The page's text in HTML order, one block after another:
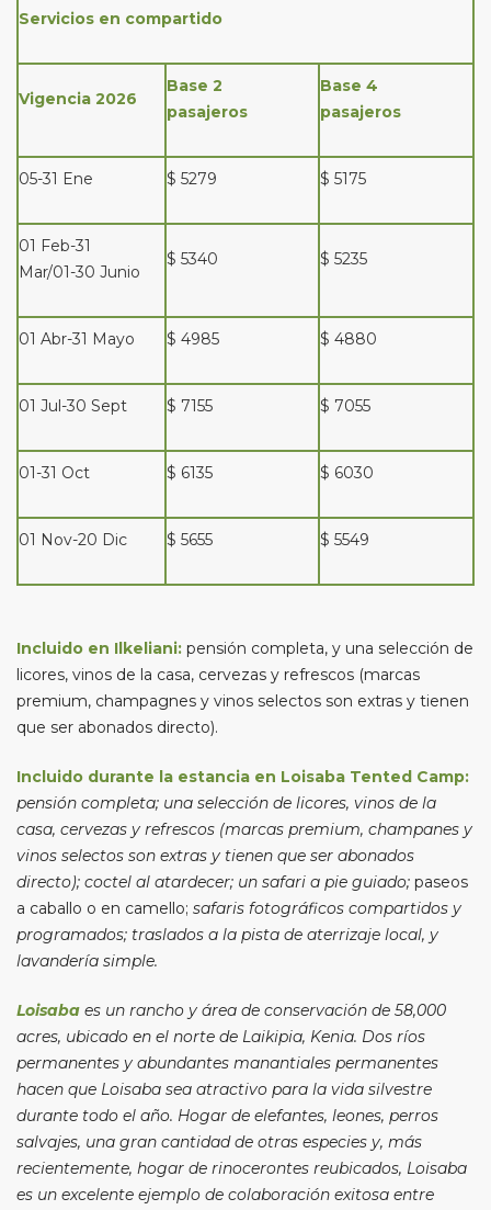
Servicios en compartido
Vigencia 2026
Base 2
pasajeros
Base 4
pasajeros
05-31 Ene $ 5279 $ 5175
01 Feb-31
Mar/01-30 Junio
$ 5340 $ 5235
01 Abr-31 Mayo $ 4985 $ 4880
01 Jul-30 Sept $ 7155 $ 7055
01-31 Oct $ 6135 $ 6030
01 Nov-20 Dic $ 5655 $ 5549
Incluido en Ilkeliani: pensión completa, y una selección de
licores, vinos de la casa, cervezas y refrescos (marcas
premium, champagnes y vinos selectos son extras y tienen
que ser abonados directo).
Incluido durante la estancia en Loisaba Tented Camp:
pensión completa; una selección de licores, vinos de la
casa, cervezas y refrescos (marcas premium, champanes y
vinos selectos son extras y tienen que ser abonados
directo); coctel al atardecer; un safari a pie guiado; paseos
a caballo o en camello; safaris fotográficos compartidos y
programados; traslados a la pista de aterrizaje local, y
lavandería simple.
Loisaba es un rancho y área de conservación de 58,000
acres, ubicado en el norte de Laikipia, Kenia. Dos ríos
permanentes y abundantes manantiales permanentes
hacen que Loisaba sea atractivo para la vida silvestre
durante todo el año. Hogar de elefantes, leones, perros
salvajes, una gran cantidad de otras especies y, más
recientemente, hogar de rinocerontes reubicados, Loisaba
es un excelente ejemplo de colaboración exitosa entre